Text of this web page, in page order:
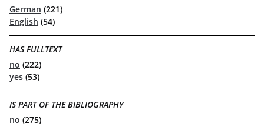
German (221)
English (54)
HAS FULLTEXT
no (222)
yes (53)
IS PART OF THE BIBLIOGRAPHY
no (275)